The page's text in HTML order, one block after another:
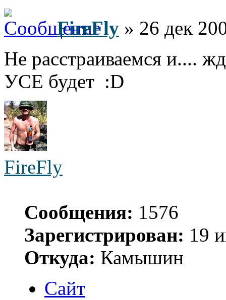
FireFly » 26 дек
Не расстраиваемся и....
УСЕ будет :D
FireFly
Сообщения: 1576
Зарегистрирован: 19
Откуда: Камышин
Сайт